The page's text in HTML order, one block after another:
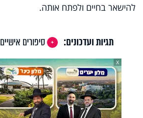
להישאר בחיים ולפתח אותה.
תגיות ועדכונים: סיפורים אישיים
X